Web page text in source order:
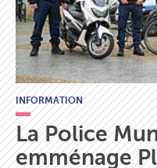
INFORMATION
La Police
emménage